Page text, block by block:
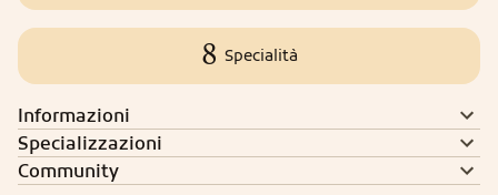
8 Specialità
Informazioni
Specializzazioni
Community